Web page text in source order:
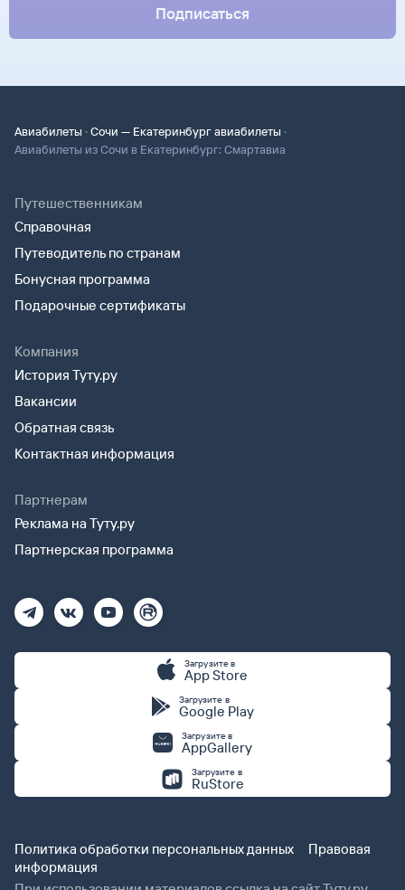
Подписаться
Авиабилеты ·Сочи — Екатеринбург авиабилеты ·
Авиабилеты из Сочи в Екатеринбург: Смартавиа
Путешественникам
Справочная
Путеводитель по странам
Бонусная программа
Подарочные сертификаты
Компания
История Туту.ру
Вакансии
Обратная связь
Контактная информация
Партнерам
Реклама на Туту.ру
Партнерская программа
Загрузите в
App Store
Загрузите в
Google Play
Загрузите в
AppGallery
Загрузите в
RuStore
Политика обработки персональных данных
Правовая
информация